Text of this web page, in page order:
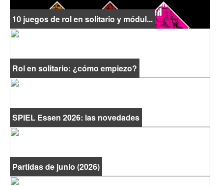
10 juegos de rol en solitario y módul...
Rol en solitario: ¿cómo empiezo?
SPIEL Essen 2026: las novedades
Partidas de junio (2026)